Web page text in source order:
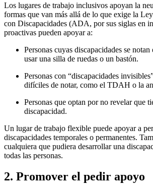
Los lugares de trabajo inclusivos apoyan la
formas que van más allá de lo que exige la
con Discapacidades (ADA, por sus siglas en
proactivas pueden apoyar a:
Personas cuyas discapacidades se
usar una silla de ruedas o un bastón.
Personas con “discapacidades
difíciles de notar, como el TDAH o la
Personas que optan por no revelar que
discapacidad.
Un lugar de trabajo flexible puede apoyar a
discapacidades temporales o permanentes.
cualquiera que pudiera desarrollar una
todas las personas.
2. Promover el pedir apoyo